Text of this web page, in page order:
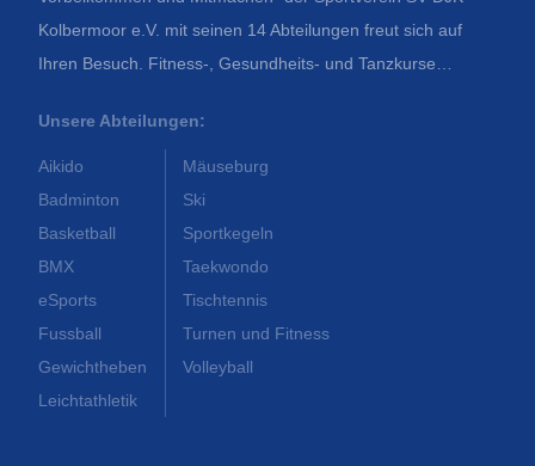
Kolbermoor e.V. mit seinen 14 Abteilungen freut sich auf
Ihren Besuch. Fitness-, Gesundheits- und Tanzkurse…
Unsere Abteilungen:
Aikido
Badminton
Basketball
BMX
eSports
Fussball
Gewichtheben
Leichtathletik
Mäuseburg
Ski
Sportkegeln
Taekwondo
Tischtennis
Turnen und Fitness
Volleyball